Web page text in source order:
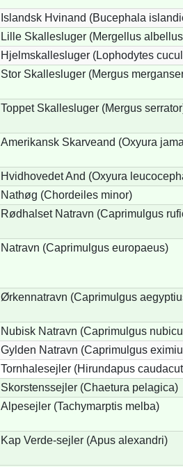
Islandsk Hvinand (Bucephala
Lille Skallesluger (Mergellus
Hjelmskallesluger (Lophodytes
Stor Skallesluger (Mergus
Toppet Skallesluger (Mergus
Amerikansk Skarveand (Oxyura
Hvidhovedet And (Oxyura
Nathøg (Chordeiles minor)
Rødhalset Natravn (Caprimulgus
Natravn (Caprimulgus europaeus)
Ørkennatravn (Caprimulgus
Nubisk Natravn (Caprimulgus
Gylden Natravn (Caprimulgus
Tornhalesejler (Hirundapus
Skorstenssejler (Chaetura pelagica)
Alpesejler (Tachymarptis melba)
Kap Verde-sejler (Apus alexandri)